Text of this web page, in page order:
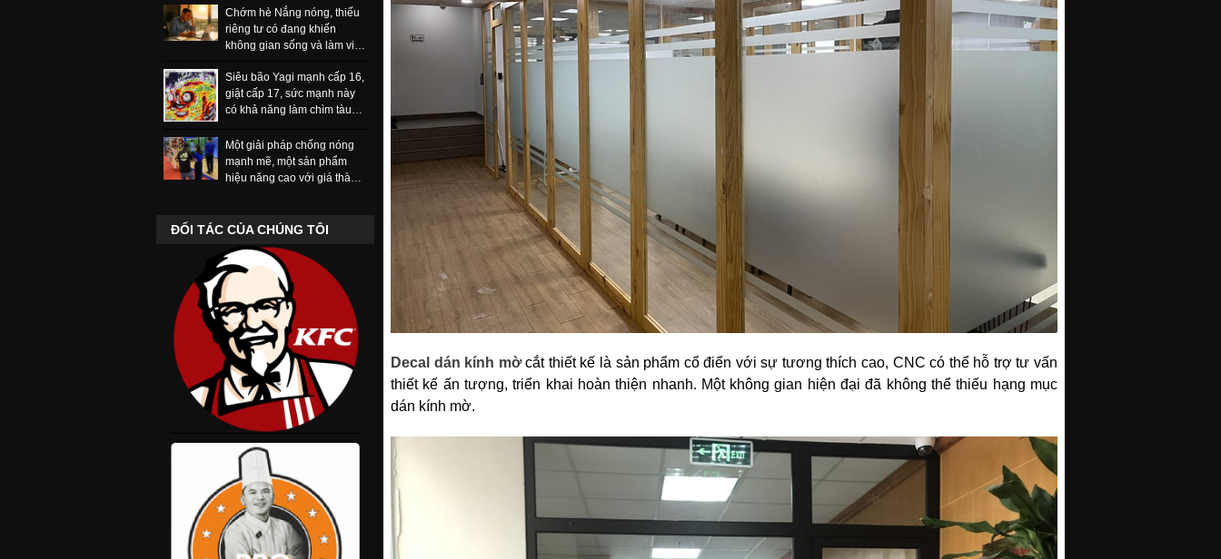
ngay
Chớm hè Nắng nóng, thiếu
riêng tư có đang khiến
không gian sống và làm việc
hơn bao giờ hết.
Siêu bão Yagi mạnh cấp 16,
giật cấp 17, sức mạnh này
có khả năng làm chìm tàu
Một giải pháp chống nóng
mạnh mẽ, một sản phẩm
hiệu năng cao với giá thành
ĐỐI TÁC CỦA CHÚNG TÔI
Decal dán kính mờcắt thiết kế là sản phẩm cổ điển với sự tương thích cao, CNC có thể hỗ trợ tư vấn
thiết kế ấn tượng, triển khai hoàn thiện nhanh. Một không gian hiện đại đã không thể thiếu hạng mục
dán kính mờ.